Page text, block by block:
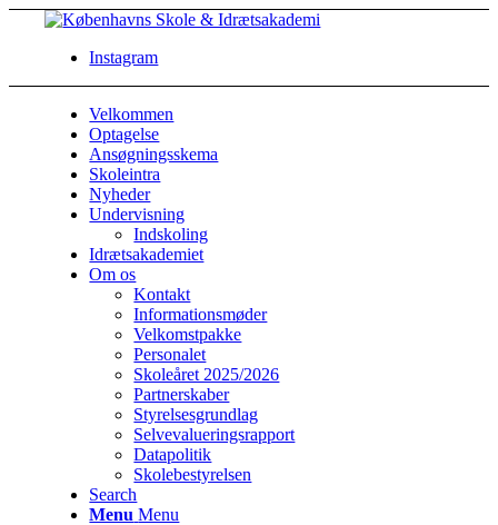
Instagram
Velkommen
Optagelse
Ansøgningsskema
Skoleintra
Nyheder
Undervisning
Indskoling
Idrætsakademiet
Om os
Kontakt
Informationsmøder
Velkomstpakke
Personalet
Skoleåret 2025/2026
Partnerskaber
Styrelsesgrundlag
Selvevalueringsrapport
Datapolitik
Skolebestyrelsen
Search
Menu Menu